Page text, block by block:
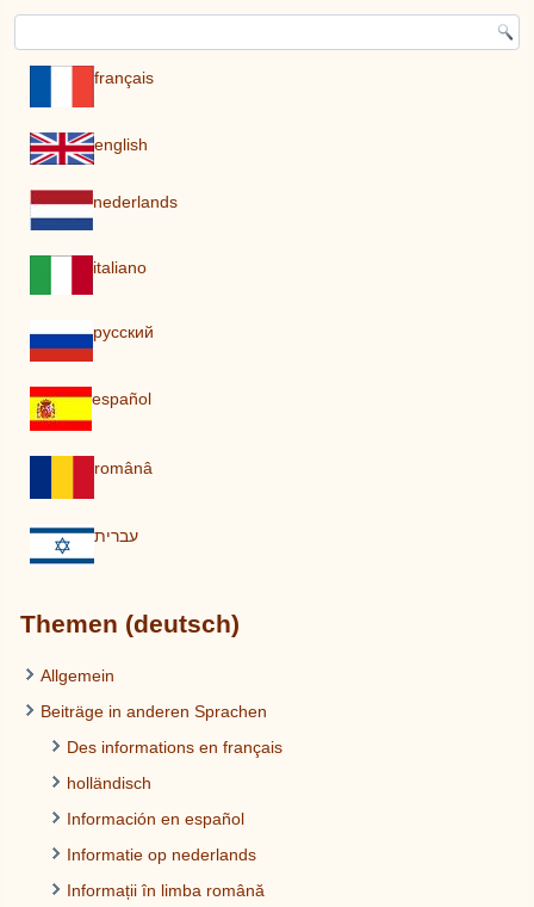
français
english
nederlands
italiano
pусский
español
românâ
עברית
Themen (deutsch)
Allgemein
Beiträge in anderen Sprachen
Des informations en français
holländisch
Información en español
Informatie op nederlands
Informații în limba română